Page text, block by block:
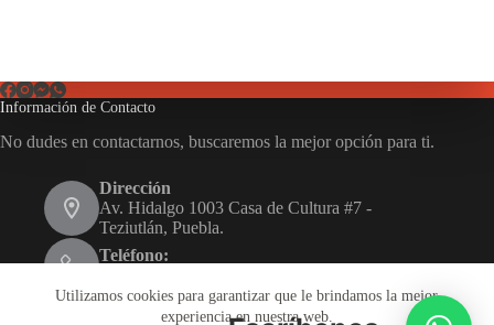
Utilizamos cookies para garantizar que le brindamos la mejor
experiencia en nuestra web.
Información de Contacto
No dudes en contactarnos, buscaremos la mejor opción para ti.
Dirección
Av. Hidalgo 1003 Casa de Cultura #7 -
Teziutlán, Puebla.
Teléfono: